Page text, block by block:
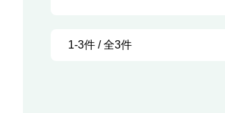
1-3件 / 全3件